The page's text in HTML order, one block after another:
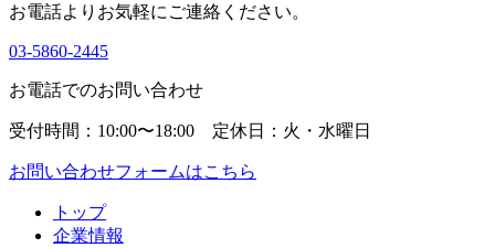
お電話よりお気軽にご連絡ください。
03-5860-2445
お電話でのお問い合わせ
受付時間：10:00〜18:00 定休日：火・水曜日
お問い合わせフォームはこちら
トップ
企業情報